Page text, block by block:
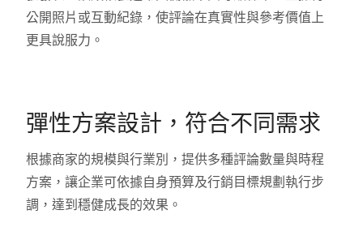
公開照片或互動紀錄，使評論在真實性與參考價值上
更具說服力。
彈性方案設計，符合不同需求
根據商家的規模與行業別，提供多種評論數量與時程
方案，讓企業可依據自身預算及行銷目標規劃執行步
調，達到穩健成長的效果。